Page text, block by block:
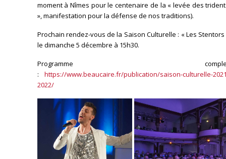
moment à Nîmes pour le centenaire de la « levée des
», manifestation pour la défense de nos traditions).
Prochain rendez-vous de la Saison Culturelle : « Les Stentors
le dimanche 5 décembre à 15h30.
Programme
:https://www.beaucaire.fr/publication/saison-culturelle-
2022/